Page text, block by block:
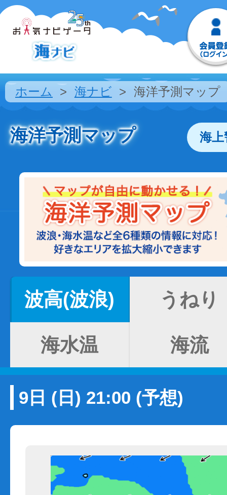
ホーム 海ナビ 海洋予測マップ
海洋予測マップ 海
波高(波浪) うねり
海水温 海流
9日 (日) 21:00 (予想)